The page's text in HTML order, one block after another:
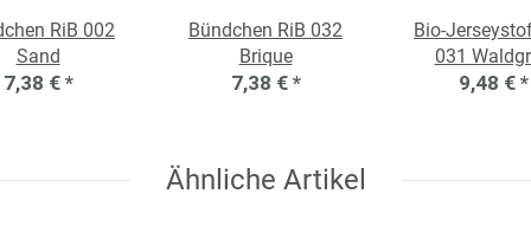
RiB 002
Sand
7,38 € *
Bündchen RiB 032
Brique
7,38 € *
Bio-
031
9,48 € *
Ähnliche Artikel